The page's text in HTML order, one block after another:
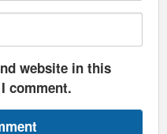
website in this
comment.